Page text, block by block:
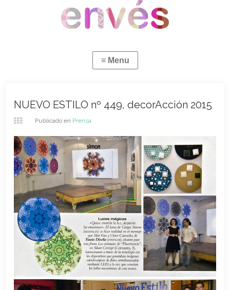
NUEVO ESTILO nº 449, decorAcción 2015
Publicado en Prensa